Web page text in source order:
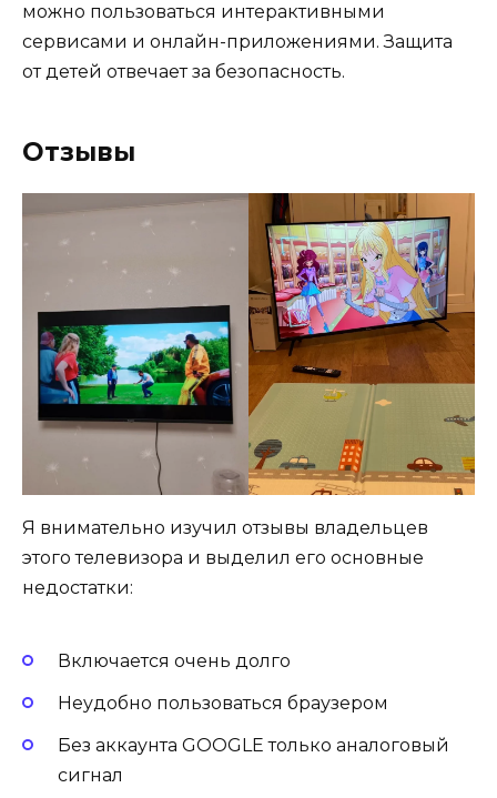
можно пользоваться интерактивными
сервисами и онлайн-приложениями. Защита
от детей отвечает за безопасность.
Отзывы
Я внимательно изучил отзывы владельцев
этого телевизора и выделил его основные
недостатки:
Включается очень долго
Неудобно пользоваться браузером
Без аккаунта GOOGLE только аналоговый
сигнал